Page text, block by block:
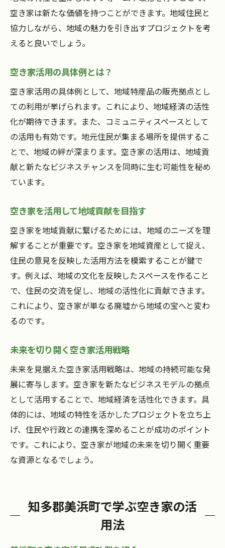
空き家活用セミナーで新たな発見を
空き家が生む可能性を探る方法
セミナー参加で空き家の可能性を学ぶ
空き家の可能性を引き出すために
空き家がもたらす未来を探るセミナー
美浜町での空き家活用の具体例を学ぶ
美浜町の空き家活用成功例を研究
空き家活用に関する具体的な事例紹介
美浜町で学ぶ空き家の活用法
美浜町における空き家活用の実際
空き家活用で地域を活性化する秘訣
空き家活用で地域活性化の鍵を探る
地域を活性化する空き家活用のヒント
空き家活用で地域に活力をもたらす
活性化を促進する空き家活用の方法
空き家は新たな価値を持つことができます。地域住民と
協力しながら、地域の魅力を引き出すプロジェクトを考
えると良いでしょう。
空き家活用の具体例とは？
空き家活用の具体例として、地域特産品の販売拠点とし
ての利用が挙げられます。これにより、地域経済の活性
化が期待できます。また、コミュニティスペースとして
の活用も有効です。地元住民が集まる場所を提供するこ
とで、地域の絆が深まります。空き家の活用は、地域貢
献と新たなビジネスチャンスを同時に生む可能性を秘め
ています。
空き家を活用して地域貢献を目指す
空き家を地域貢献に繋げるためには、地域のニーズを理
解することが重要です。空き家を地域資産として捉え、
住民の意見を反映した活用方法を模索することが鍵で
す。例えば、地域の文化を反映したスペースを作ること
で、住民の交流を促し、地域の活性化に貢献できます。
これにより、空き家が単なる廃墟から地域の宝へと変わ
るのです。
未来を切り開く空き家活用戦略
未来を見据えた空き家活用戦略は、地域の持続可能な発
展に寄与します。空き家を新たなビジネスモデルの拠点
として活用することで、地域経済を活性化できます。具
体的には、地域の特性を活かしたプロジェクトを立ち上
げ、住民や行政との連携を深めることが成功のポイント
です。これにより、空き家が地域の未来を切り開く重要
な資源となるでしょう。
知多郡美浜町で学ぶ空き家の活
用法